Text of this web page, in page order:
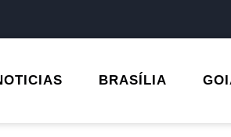
BRASÍLIA